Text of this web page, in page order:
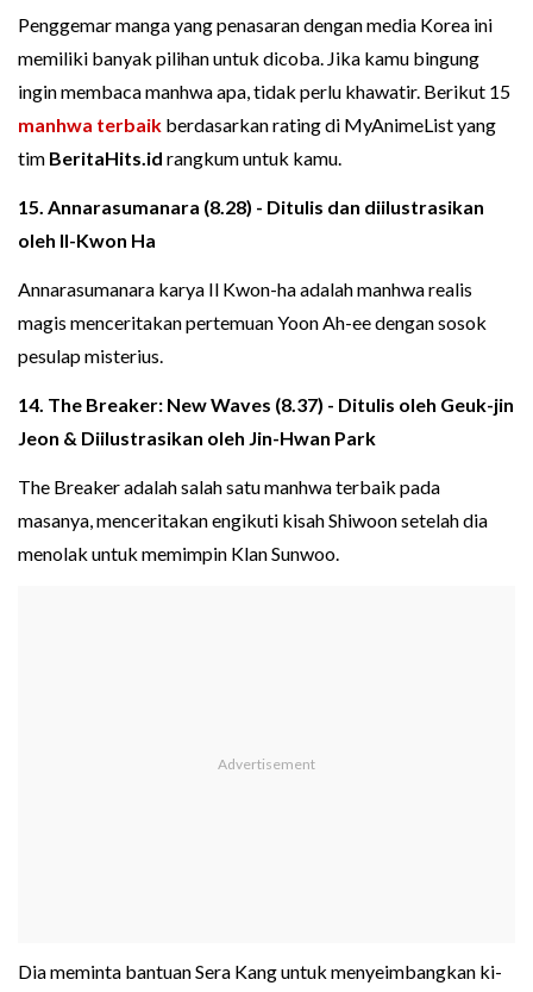
Penggemar manga yang penasaran dengan media Korea ini
memiliki banyak pilihan untuk dicoba. Jika kamu bingung
ingin membaca manhwa apa, tidak perlu khawatir. Berikut 15
manhwa terbaik berdasarkan rating di MyAnimeList yang
tim BeritaHits.id rangkum untuk kamu.
15. Annarasumanara (8.28) - Ditulis dan diilustrasikan
oleh Il-Kwon Ha
Annarasumanara karya Il Kwon-ha adalah manhwa realis
magis menceritakan pertemuan Yoon Ah-ee dengan sosok
pesulap misterius.
14. The Breaker: New Waves (8.37) - Ditulis oleh Geuk-jin
Jeon & Diilustrasikan oleh Jin-Hwan Park
The Breaker adalah salah satu manhwa terbaik pada
masanya, menceritakan engikuti kisah Shiwoon setelah dia
menolak untuk memimpin Klan Sunwoo.
Dia meminta bantuan Sera Kang untuk menyeimbangkan ki-